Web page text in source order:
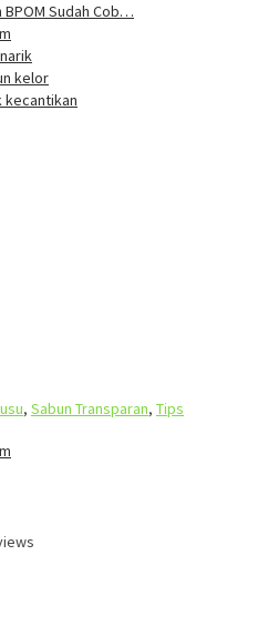
BPOM Sudah Cob…
kelor
kecantikan
, Sabun Transparan, Tips